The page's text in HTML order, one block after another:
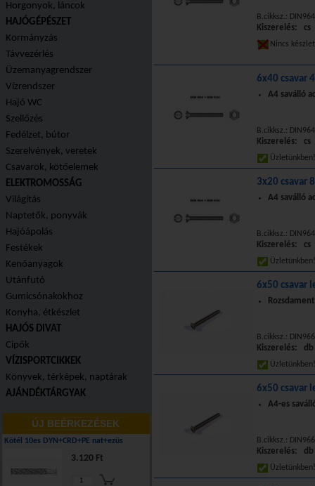
Horgonyok, láncok
HAJÓGÉPÉSZET
Kormányzás
Távvezérlés
Üzemanyagrendszer
Vízrendszer
Hajó WC
Szellőzés
Fedélzet, bútor
Szerelvények, veretek
Csavarok, kötőelemek
ELEKTROMOSSÁG
Világítás
Naptetők, ponyvák
Hajóápolás
Festékek
Kenőanyagok
Utánfutó
Gumicsónakokhoz
Konyha, étkészlet
HAJÓS DIVAT
Cipők
VÍZISPORTCIKKEK
Könyvek, térképek, naptárak
AJÁNDÉKTÁRGYAK
ÚJ BEÉRKEZÉSEK
Kötél 10es DYN+CRD+PE nat+ezüs
3.120 Ft
B.cikksz.:
Kiszerelés: cs
Nincs
6x40 csavar
A4 saválló
B.cikksz.:
Kiszerelés: cs
3x20 csavar
A4 saválló
B.cikksz.:
Kiszerelés: cs
6x50 csavar
B.cikksz.: DIN966
Kiszerelés: db
6x50 csavar
A4-es
B.cikksz.:
Kiszerelés: db